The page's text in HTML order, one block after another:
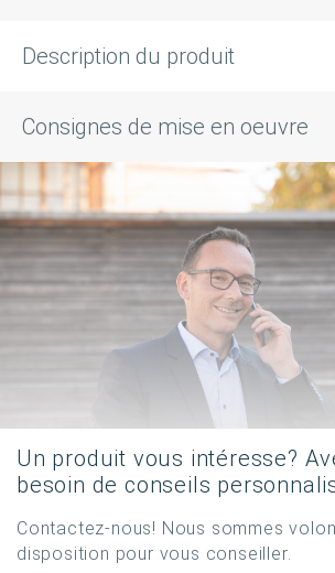
Description du produit
Consignes de mise en oeuvre
Un produit vous intéresse?
besoin de conseils
Contactez-nous! Nous sommes
disposition pour vous conseiller.